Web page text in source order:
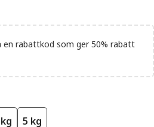
en rabattkod som ger 50% rabatt
5 kg